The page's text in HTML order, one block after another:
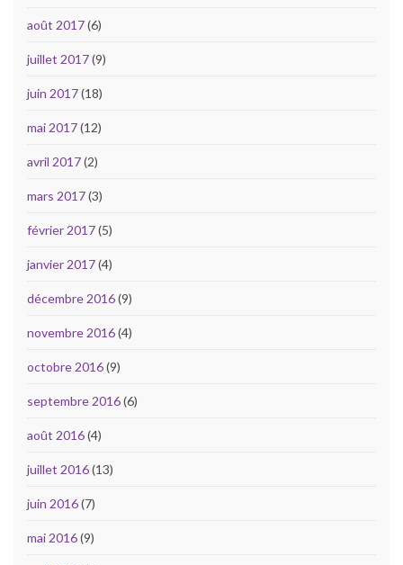
août 2017(6)
juillet 2017(9)
juin 2017(18)
mai 2017(12)
avril 2017(2)
mars 2017(3)
février 2017(5)
janvier 2017(4)
décembre 2016(9)
novembre 2016(4)
octobre 2016(9)
septembre 2016(6)
août 2016(4)
juillet 2016(13)
juin 2016(7)
mai 2016(9)